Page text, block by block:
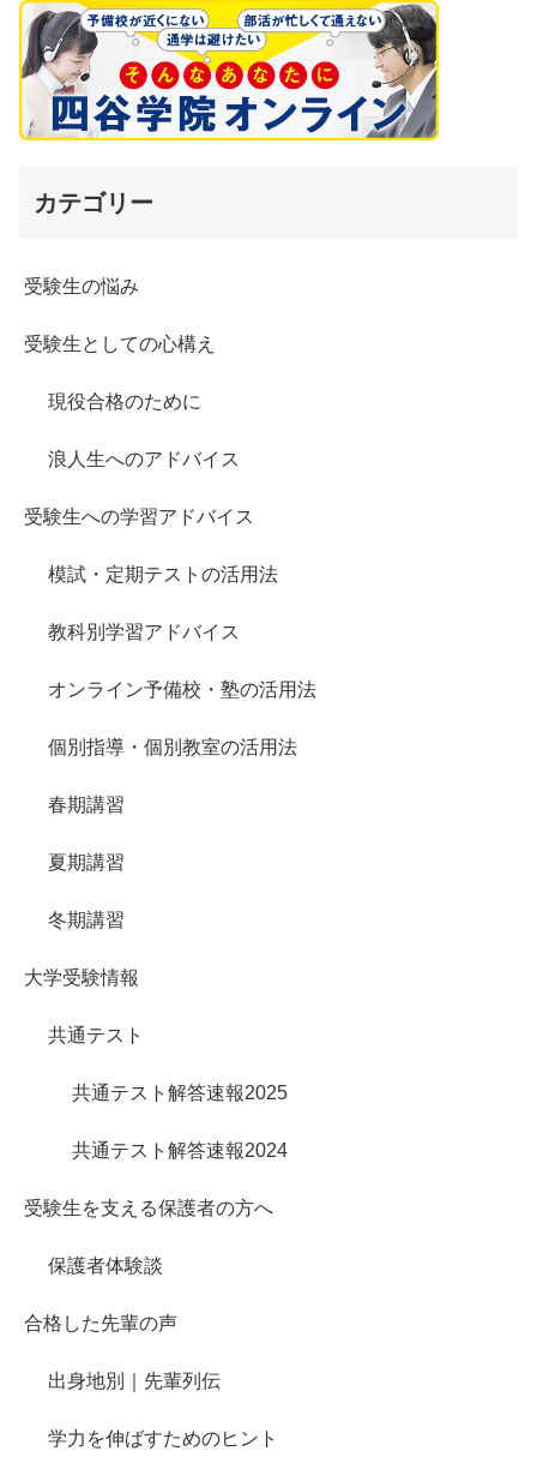
カテゴリー
受験生の悩み
受験生としての心構え
現役合格のために
浪人生へのアドバイス
受験生への学習アドバイス
模試・定期テストの活用法
教科別学習アドバイス
オンライン予備校・塾の活用法
個別指導・個別教室の活用法
春期講習
夏期講習
冬期講習
大学受験情報
共通テスト
共通テスト解答速報2025
共通テスト解答速報2024
受験生を支える保護者の方へ
保護者体験談
合格した先輩の声
出身地別｜先輩列伝
学力を伸ばすためのヒント